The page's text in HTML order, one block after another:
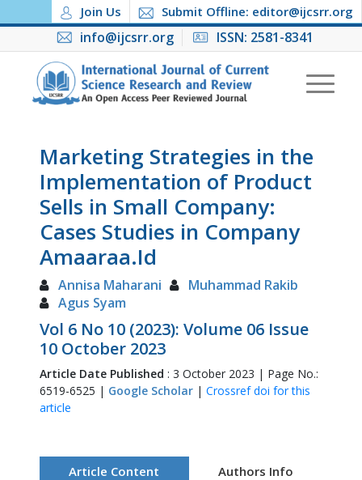
Join Us Submit Offline: editor@ijcsrr.org
info@ijcsrr.org ISSN: 2581-8341
Marketing Strategies in the
Implementation of Product
Sells in Small Company:
Cases Studies in Company
Amaaraa.Id
Annisa Maharani
Muhammad Rakib
Agus Syam
Vol 6 No 10 (2023): Volume 06 Issue
10 October 2023
Article Date Published : 3 October 2023 | Page No.:
6519-6525 | Google Scholar| Crossref doi for this
article
Article Content Authors Info